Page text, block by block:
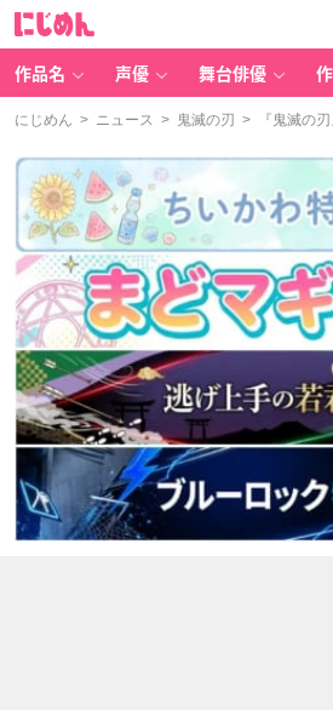
作品名 声優 舞台俳優
にじめん > ニュース > 鬼滅の刃 > 『鬼滅の刃